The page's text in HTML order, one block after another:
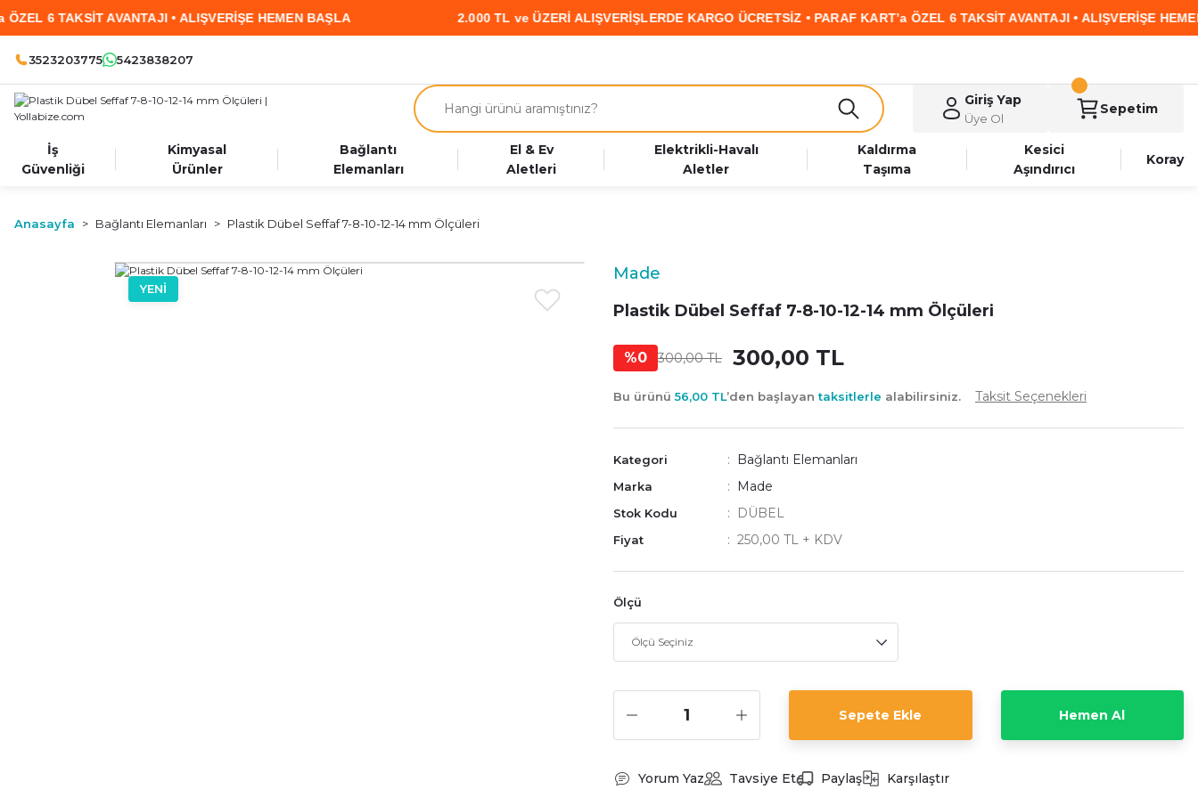
AVANTAJI • ALIŞVERİŞE HEMEN BAŞLA 2.000 TL ve ÜZERİ ALIŞVERİŞLERDE KARGO ÜCRETSİZ • PARAF KART’a ÖZEL 6 TAKSİT AVANTAJI • ALIŞVERİŞE HEMEN
3523203775 5423838207
Giriş Yap
Üye Ol
Sepetim
İş
Güvenliği
Kimyasal
Ürünler
Bağlantı
Elemanları
El & Ev
Aletleri
Elektrikli-Havalı
Aletler
Kaldırma
Taşıma
Kesici
Aşındırıcı
Koray
Anasayfa Bağlantı Elemanları Plastik Dübel Seffaf 7-8-10-12-14 mm Ölçüleri
YENİ
Made
Plastik Dübel Seffaf 7-8-10-12-14 mm Ölçüleri
%0 300,00 TL 300,00 TL
Bu ürünü56,00 TL’den başlayantaksitlerle alabilirsiniz. Taksit Seçenekleri
Kategori Bağlantı Elemanları
Marka Made
Stok Kodu DÜBEL
Fiyat 250,00 TL + KDV
Ölçü
Sepete Ekle Hemen Al
Yorum Yaz Tavsiye Et Paylaş Karşılaştır